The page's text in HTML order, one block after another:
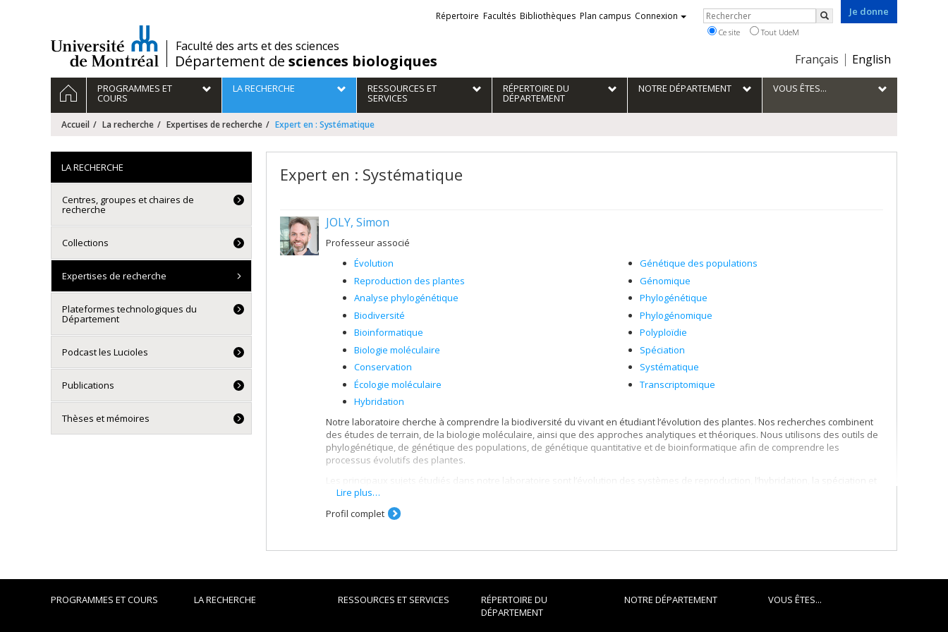
/Faculté des arts et des sciences
Département de sciences biologiques
Je donne
Choix
la
langue
Français English
Liens
externes
Répertoire Facultés Bibliothèques Plan campus Connexion Rechercher
Rechercher
Ce site Tout UdeM
Navigation
principale
ACCUEILPROGRAMMES ET
COURS
LA RECHERCHE RESSOURCES ET
SERVICES
RÉPERTOIRE DU
DÉPARTEMENT
NOTRE DÉPARTEMENT VOUS ÊTES...
Accueil La recherche Expertises de recherche Expert en : Systématique
Expert en : Systématique
JOLY, Simon
Professeur associé
Évolution
Reproduction des plantes
Analyse phylogénétique
Biodiversité
Bioinformatique
Biologie moléculaire
Conservation
Écologie moléculaire
Hybridation
Génétique des populations
Génomique
Phylogénétique
Phylogénomique
Polyploïdie
Spéciation
Systématique
Transcriptomique
Notre laboratoire cherche à comprendre la biodiversité du vivant en étudiant l’évolution des plantes. Nos recherches combinent
des études de terrain, de la biologie moléculaire, ainsi que des approches analytiques et théoriques. Nous utilisons des outils de
phylogénétique, de génétique des populations, de génétique quantitative et de bioinformatique afin de comprendre les
processus évolutifs des plantes.
Les principaux sujets étudiés dans notre laboratoire sont l’évolution des systèmes de reproduction, l’hybridation, la spéciation et
la génétique des plantes.
Lire plus…
Profil complet
LA RECHERCHE
Centres, groupes et chaires de
recherche
Collections
Expertises de recherche
Plateformes technologiques du
Département
Podcast les Lucioles
Publications
Thèses et mémoires
PROGRAMMES ET COURS LA RECHERCHE RESSOURCES ET SERVICES
RÉPERTOIRE DU
DÉPARTEMENT
NOTRE DÉPARTEMENT VOUS ÊTES...